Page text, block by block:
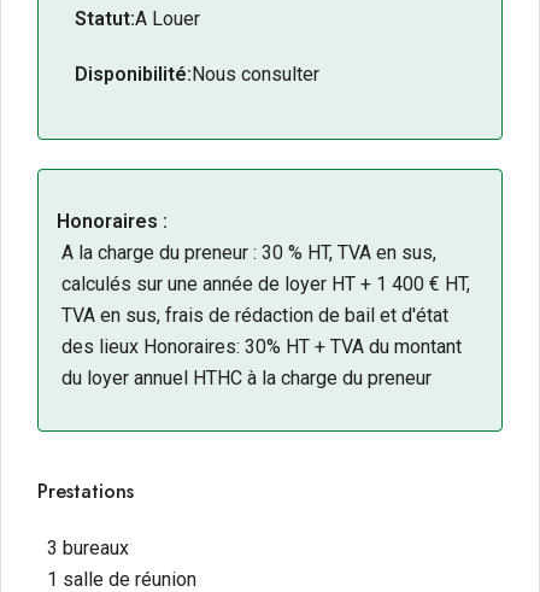
Potentiel: Véritable levier de croissance et
d’image.
Statut:A Louer
Disponibilité:Nous consulter
Honoraires :
A la charge du preneur : 30 % HT, TVA en sus,
calculés sur une année de loyer HT + 1 400 € HT,
TVA en sus, frais de rédaction de bail et d'état
des lieux Honoraires: 30% HT + TVA du montant
du loyer annuel HTHC à la charge du preneur
Prestations
3 bureaux
1 salle de réunion